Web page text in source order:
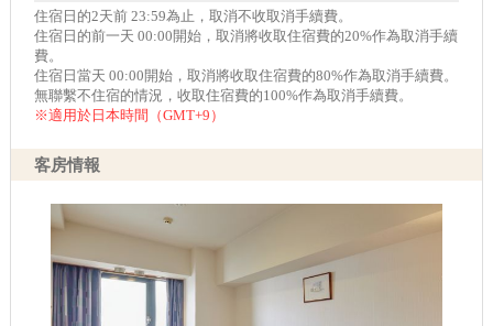
住宿日的2天前 23:59為止，取消不收取消手續費。
住宿日的前一天 00:00開始，取消將收取住宿費的20%作為取消手續
費。
住宿日當天 00:00開始，取消將收取住宿費的80%作為取消手續費。
無聯繫不住宿的情況，收取住宿費的100%作為取消手續費。
※適用於日本時間（GMT+9）
客房情報